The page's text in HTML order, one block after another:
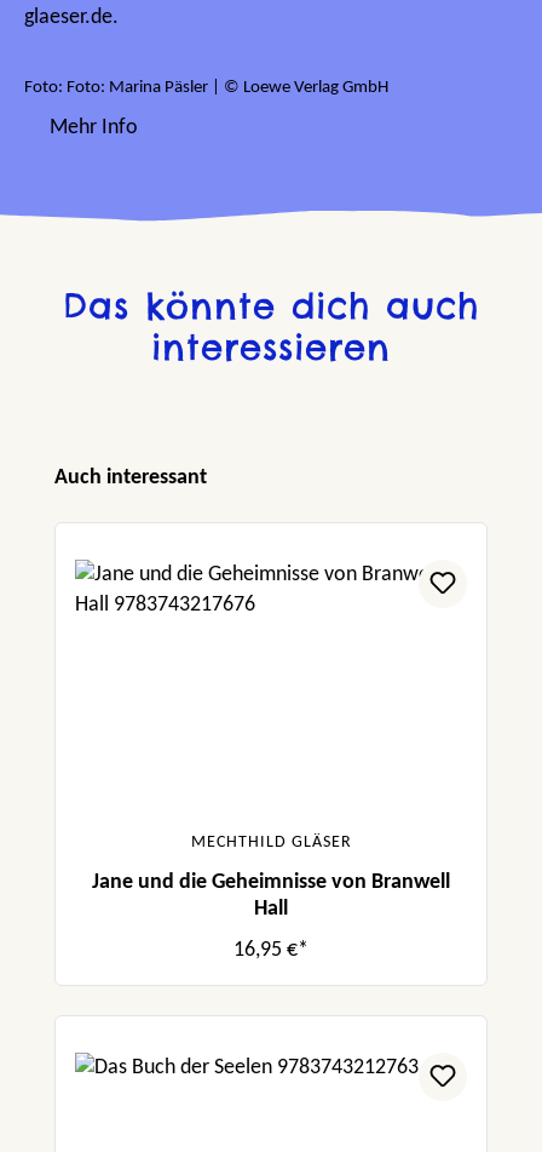
glaeser.de.
Foto: Foto: Marina Päsler | © Loewe Verlag GmbH
Mehr Info
Das könnte dich auch
interessieren
Produktgalerie überspringen
Auch interessant
MECHTHILD GLÄSER
Jane und die Geheimnisse von Branwell
Hall
16,95 €*